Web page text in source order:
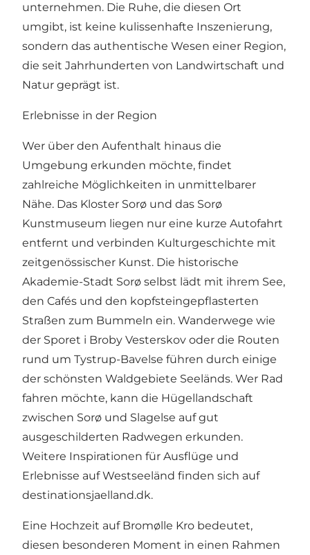
unternehmen. Die Ruhe, die diesen Ort
umgibt, ist keine kulissenhafte Inszenierung,
sondern das authentische Wesen einer Region,
die seit Jahrhunderten von Landwirtschaft und
Natur geprägt ist.
Erlebnisse in der Region
Wer über den Aufenthalt hinaus die
Umgebung erkunden möchte, findet
zahlreiche Möglichkeiten in unmittelbarer
Nähe. Das Kloster Sorø und das Sorø
Kunstmuseum liegen nur eine kurze Autofahrt
entfernt und verbinden Kulturgeschichte mit
zeitgenössischer Kunst. Die historische
Akademie-Stadt Sorø selbst lädt mit ihrem See,
den Cafés und den kopfsteingepflasterten
Straßen zum Bummeln ein. Wanderwege wie
der Sporet i Broby Vesterskov oder die Routen
rund um Tystrup-Bavelse führen durch einige
der schönsten Waldgebiete Seeländs. Wer Rad
fahren möchte, kann die Hügellandschaft
zwischen Sorø und Slagelse auf gut
ausgeschilderten Radwegen erkunden.
Weitere Inspirationen für Ausflüge und
Erlebnisse auf Westseeländ finden sich auf
destinationsjaelland.dk.
Eine Hochzeit auf Bromølle Kro bedeutet,
diesen besonderen Moment in einen Rahmen